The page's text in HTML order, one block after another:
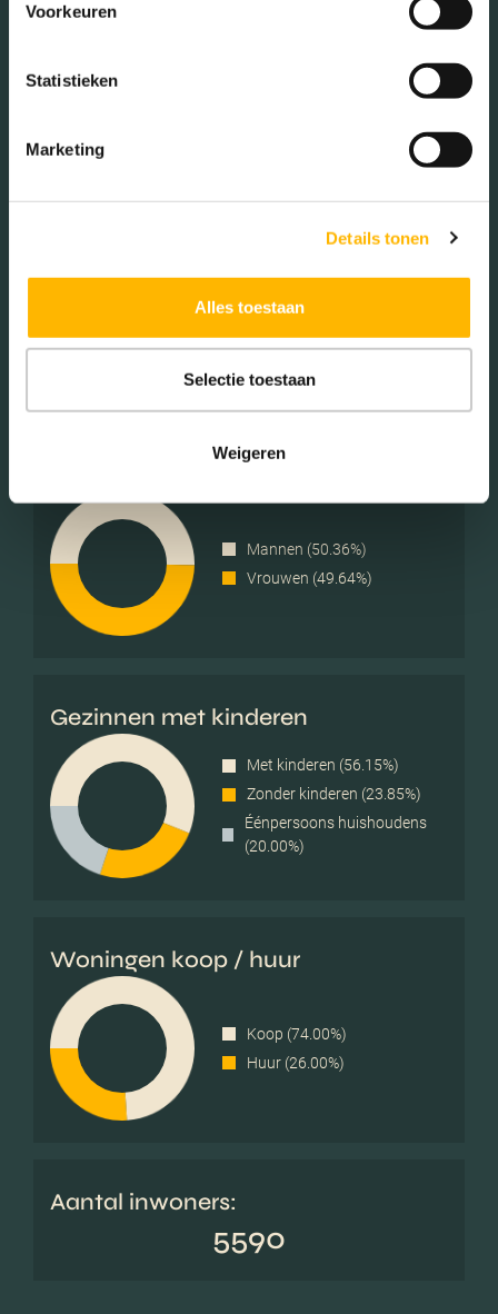
Voorkeuren
Statistieken
Marketing
Details tonen
Alles toestaan
Selectie toestaan
Weigeren
45 - 65 jaar (16.41%)
65+ jaar (4.37%)
Mannen (50.36%)
Vrouwen (49.64%)
Gezinnen met kinderen
Met kinderen (56.15%)
Zonder kinderen (23.85%)
Éénpersoons huishoudens
(20.00%)
Woningen koop / huur
Koop (74.00%)
Huur (26.00%)
Aantal inwoners:
5590